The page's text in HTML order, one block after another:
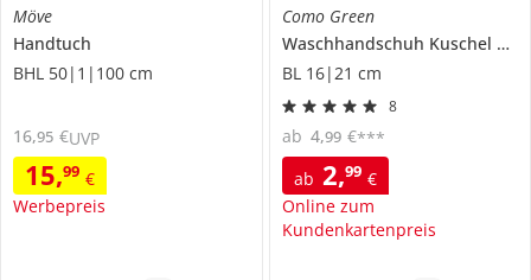
Möve
Handtuch
BHL 50|1|100 cm
15,99 €
Werbepreis
16,95 €UVP
Como Green
Waschhandschuh Kuschel Wuschel Neu
BL 16|21 cm
8
ab 2,99 €
Online zum
Kundenkartenpreis
ab 4,99 €***